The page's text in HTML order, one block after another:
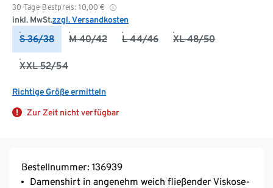
30-Tage-Bestpreis: 10,00 €
inkl. MwSt.zzgl. Versandkosten
S 36/38 M 40/42 L 44/46 XL 48/50
XXL 52/54
Richtige Größe ermitteln
Zur Zeit nicht verfügbar
Bestellnummer: 136939
Damenshirt in angenehm weich fließender Viskose-